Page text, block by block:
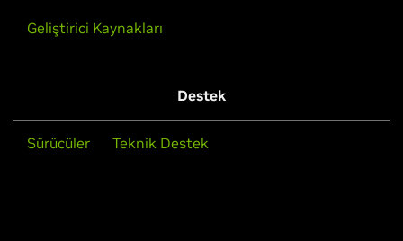
Geliştirici Kaynakları
Destek
Sürücüler Teknik Destek